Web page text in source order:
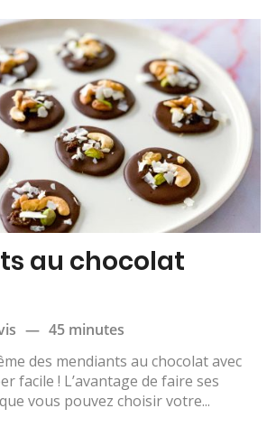
au chocolat
— 45 minutes
des mendiants au chocolat avec
facile ! L’avantage de faire ses
vous pouvez choisir votre...